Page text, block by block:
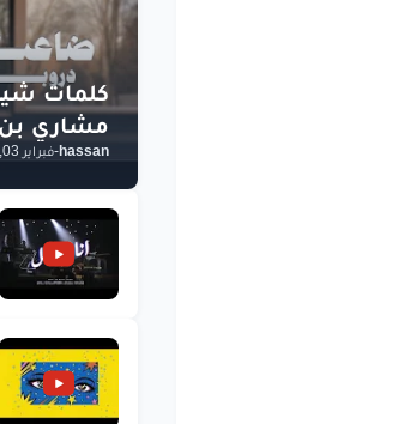
hassan
-فبراير 03, 2026